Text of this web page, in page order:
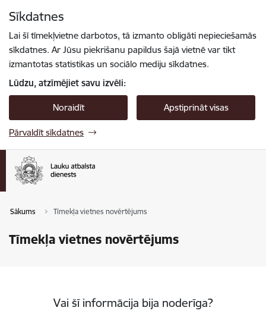
Sīkdatnes
Lai šī tīmekļvietne darbotos, tā izmanto obligāti nepieciešamās
sīkdatnes. Ar Jūsu piekrišanu papildus šajā vietnē var tikt
izmantotas statistikas un sociālo mediju sīkdatnes.
Lūdzu, atzīmējiet savu izvēli:
Noraidīt Apstiprināt visas
Pārvaldīt sīkdatnes
Sākums Tīmekļa vietnes novērtējums
Tīmekļa vietnes novērtējums
Vai šī informācija bija noderīga?